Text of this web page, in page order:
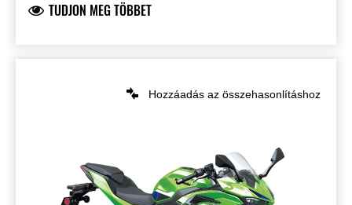
TUDJON MEG TÖBBET
Hozzáadás az összehasonlításhoz